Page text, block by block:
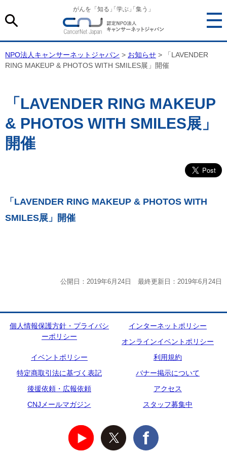
がんを「知る 「学ぶ 「集う」
NPO法人キャンサーネットジャパン > お知らせ > 「LAVENDER
RING MAKEUP & PHOTOS WITH SMILES展」開催
「LAVENDER RING MAKEUP
& PHOTOS WITH SMILES展」
開催
「 LAVENDER RING MAKEUP & PHOTOS WITH
SMILES展」開催
公開日：2019年6月24日 最終更新日：2019年6月24日
個人情報保護方針・プライバシ
ーポリシー
インターネットポリシー
オンラインイベントポリシー
イベントポリシー
利用規約
特定商取引法に基づく表記
バナー掲示について
後援依頼・広報依頼
アクセス
CNJメールマガジン
スタッフ募集中